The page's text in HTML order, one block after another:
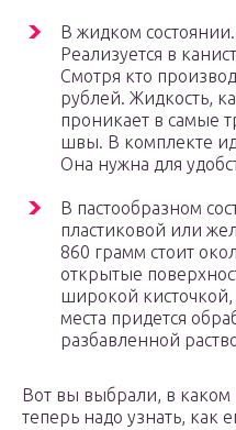
В жидком
Реализуется в
Смотря кто
рублей. Жидкость,
проникает в самые
швы. В комплекте
Она нужна для
В пастообразном
пластиковой или
860 грамм стоит
открытые
широкой
места придется
разбавленной
Вот вы выбрали, в
теперь надо узнать, как